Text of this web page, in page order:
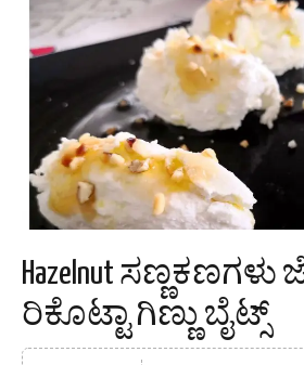
Hazelnut ಸಣ್ಣಕಣಗಳು
ರಿಕೊಟ್ಟಾ ಗಿಣ್ಣು ಬೈಟ್ಸ್